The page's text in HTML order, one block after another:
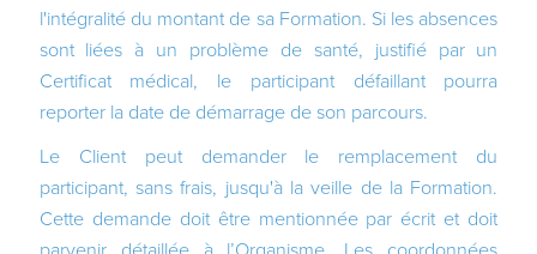
l'intégralité du montant de sa Formation. Si les absences
sont liées à un problème de santé, justifié par un
Certificat médical, le participant défaillant pourra
reporter la date de démarrage de son parcours.
Le Client peut demander le remplacement du
participant, sans frais, jusqu'à la veille de la Formation.
Cette demande doit être mentionnée par écrit et doit